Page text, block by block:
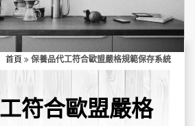
首頁 保養品代工符合歐盟嚴格規範保存系統
符合歐盟嚴格